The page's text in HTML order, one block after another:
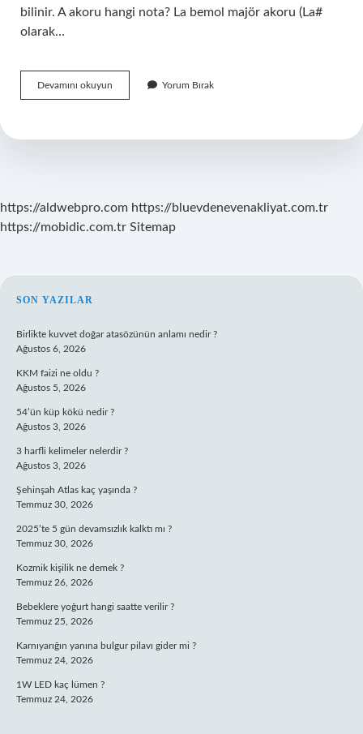
bilinir. A akoru hangi nota? La bemol majör akoru (La#
olarak…
Devamını okuyun
Hangi
Yorum Bırak
https://aldwebpro.com https://bluevdenevenakliyat.com.tr
https://mobidic.com.tr Sitemap
SIDEBAR
SON YAZILAR
Birlikte kuvvet doğar atasözünün anlamı nedir ?
Ağustos 6, 2026
KKM faizi ne oldu ?
Ağustos 5, 2026
54’ün küp kökü nedir ?
Ağustos 3, 2026
3 harfli kelimeler nelerdir ?
Ağustos 3, 2026
Şehinşah Atlas kaç yaşında ?
Temmuz 30, 2026
2025’te 5 gün devamsızlık kalktı mı ?
Temmuz 30, 2026
Kozmik kişilik ne demek ?
Temmuz 26, 2026
Bebeklere yoğurt hangi saatte verilir ?
Temmuz 25, 2026
Karnıyarığın yanına bulgur pilavı gider mi ?
Temmuz 24, 2026
1W LED kaç lümen ?
Temmuz 24, 2026